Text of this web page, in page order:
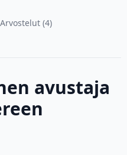
Arvostelut (4)
avustaja